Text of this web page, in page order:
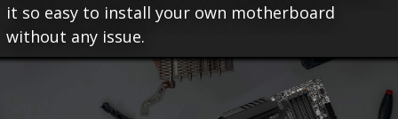
it so easy to install your own motherboard
without any issue.